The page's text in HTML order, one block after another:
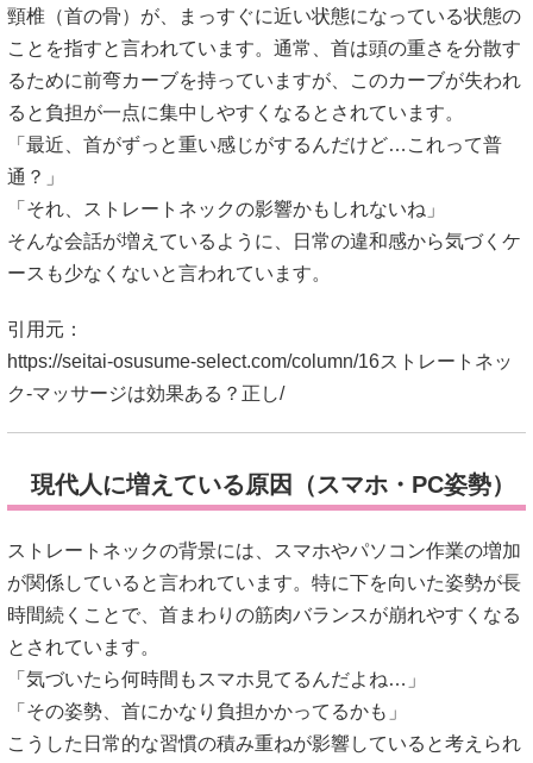
頸椎（首の骨）が、まっすぐに近い状態になっている状態の
ことを指すと言われています。通常、首は頭の重さを分散す
るために前弯カーブを持っていますが、このカーブが失われ
ると負担が一点に集中しやすくなるとされています。
「最近、首がずっと重い感じがするんだけど…これって普
通？」
「それ、ストレートネックの影響かもしれないね」
そんな会話が増えているように、日常の違和感から気づくケ
ースも少なくないと言われています。
引用元：
https://seitai-osusume-select.com/column/16ストレートネッ
ク-マッサージは効果ある？正し/
現代人に増えている原因（スマホ・PC姿勢）
ストレートネックの背景には、スマホやパソコン作業の増加
が関係していると言われています。特に下を向いた姿勢が長
時間続くことで、首まわりの筋肉バランスが崩れやすくなる
とされています。
「気づいたら何時間もスマホ見てるんだよね…」
「その姿勢、首にかなり負担かかってるかも」
こうした日常的な習慣の積み重ねが影響していると考えられ